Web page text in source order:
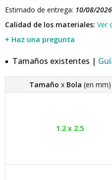
Estimado de entrega: 10/08/2026
Calidad de los materiales: Ver
+ Haz una pregunta
Tamaños existentes |
Tamaño x Bola (en mm)
1.2 x 2.5